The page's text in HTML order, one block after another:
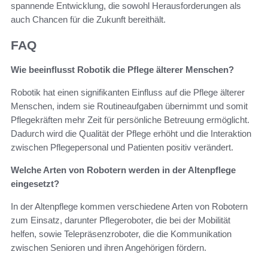
spannende Entwicklung, die sowohl Herausforderungen als
auch Chancen für die Zukunft bereithält.
FAQ
Wie beeinflusst Robotik die Pflege älterer Menschen?
Robotik hat einen signifikanten Einfluss auf die Pflege älterer
Menschen, indem sie Routineaufgaben übernimmt und somit
Pflegekräften mehr Zeit für persönliche Betreuung ermöglicht.
Dadurch wird die Qualität der Pflege erhöht und die Interaktion
zwischen Pflegepersonal und Patienten positiv verändert.
Welche Arten von Robotern werden in der Altenpflege
eingesetzt?
In der Altenpflege kommen verschiedene Arten von Robotern
zum Einsatz, darunter Pflegeroboter, die bei der Mobilität
helfen, sowie Telepräsenzroboter, die die Kommunikation
zwischen Senioren und ihren Angehörigen fördern.